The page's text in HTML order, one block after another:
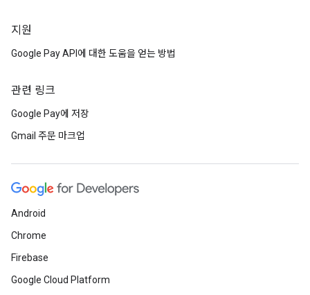
지원
Google Pay API에 대한 도움을 얻는 방법
관련 링크
Google Pay에 저장
Gmail 주문 마크업
Android
Chrome
Firebase
Google Cloud Platform